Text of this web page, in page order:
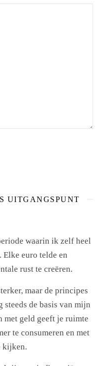
UITGANGSPUNT
waarin ik zelf heel
Elke euro telde en
rust te creëren.
maar de principes
steeds de basis van mijn
met geld geeft je ruimte
te consumeren en met
kijken.